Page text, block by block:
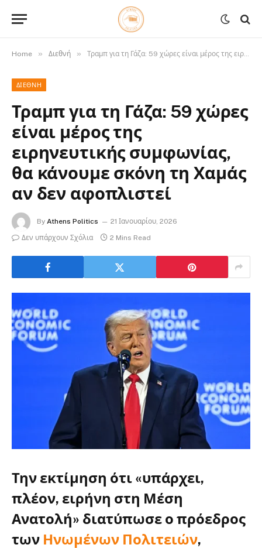
Home » Διεθνή » Τραμπ για τη Γάζα: 59 χώρες είναι μέρος της ειρηνευτικής συμφωνίας, θα κάνουμε σκόνη τη Χαμάς αν δεν αφοπλιστεί
ΔΙΕΘΝΉ
Τραμπ για τη Γάζα: 59 χώρες
είναι μέρος της
ειρηνευτικής συμφωνίας,
θα κάνουμε σκόνη τη Χαμάς
αν δεν αφοπλιστεί
By Athens Politics
21 Ιανουαρίου, 2026
Δεν υπάρχουν Σχόλια
2 Mins Read
Την εκτίμηση ότι «υπάρχει,
πλέον, ειρήνη στη Μέση
Ανατολή» διατύπωσε ο πρόεδρος
των Ηνωμένων Πολιτειών,